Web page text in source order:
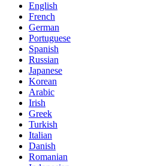
English
French
German
Portuguese
Spanish
Russian
Japanese
Korean
Arabic
Irish
Greek
Turkish
Italian
Danish
Romanian